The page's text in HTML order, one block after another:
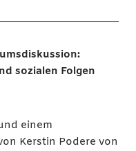
sozialen Folgen
einem
Kerstin Podere von